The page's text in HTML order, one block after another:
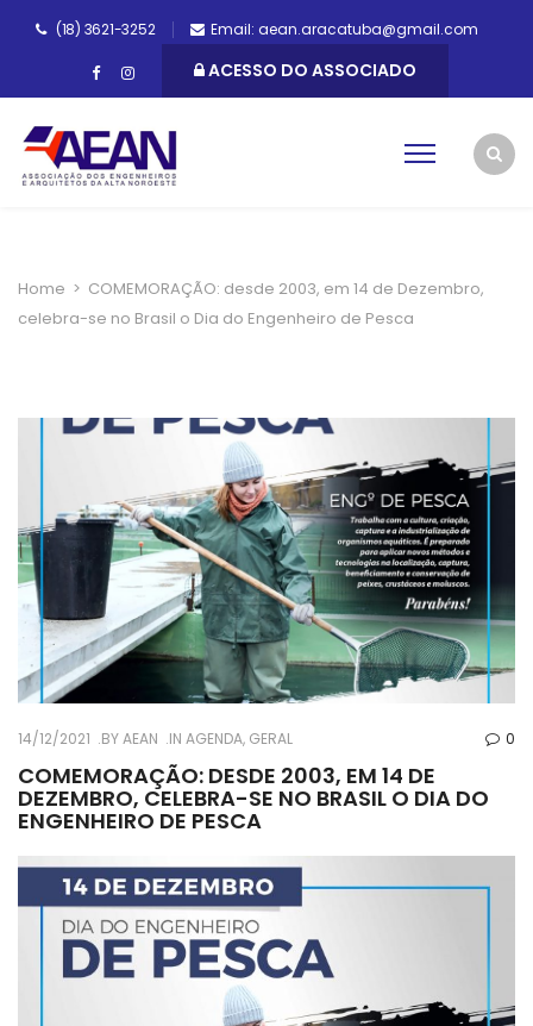
(18) 3621-3252 Email: aean.aracatuba@gmail.com
ACESSO DO ASSOCIADO
Home > COMEMORAÇÃO: desde 2003, em 14 de Dezembro,
celebra-se no Brasil o Dia do Engenheiro de Pesca
14/12/2021 BYAEAN IN AGENDA, GERAL 0
COMEMORAÇÃO: DESDE 2003, EM 14 DE
DEZEMBRO, CELEBRA-SE NO BRASIL O DIA DO
ENGENHEIRO DE PESCA